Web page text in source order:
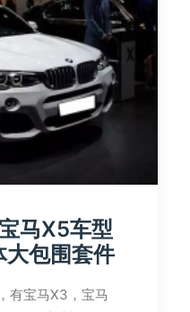
马X5车型
大包围套件
有宝马X3，宝马